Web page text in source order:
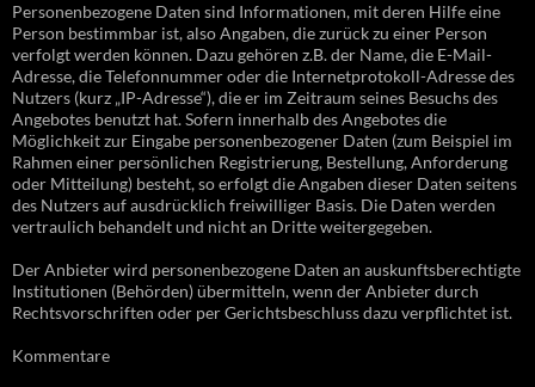
Personenbezogene Daten sind Informationen, mit deren Hilfe eine
Person bestimmbar ist, also Angaben, die zurück zu einer Person
verfolgt werden können. Dazu gehören z.B. der Name, die E-Mail-
Adresse, die Telefonnummer oder die Internetprotokoll-Adresse des
Nutzers (kurz „IP-Adresse“), die er im Zeitraum seines Besuchs des
Angebotes benutzt hat. Sofern innerhalb des Angebotes die
Möglichkeit zur Eingabe personenbezogener Daten (zum Beispiel im
Rahmen einer persönlichen Registrierung, Bestellung, Anforderung
oder Mitteilung) besteht, so erfolgt die Angaben dieser Daten seitens
des Nutzers auf ausdrücklich freiwilliger Basis. Die Daten werden
vertraulich behandelt und nicht an Dritte weitergegeben.
Der Anbieter wird personenbezogene Daten an auskunftsberechtigte
Institutionen (Behörden) übermitteln, wenn der Anbieter durch
Rechtsvorschriften oder per Gerichtsbeschluss dazu verpflichtet ist.
Kommentare